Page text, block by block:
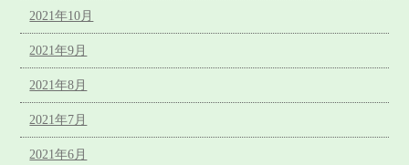
2021年10月
2021年9月
2021年8月
2021年7月
2021年6月